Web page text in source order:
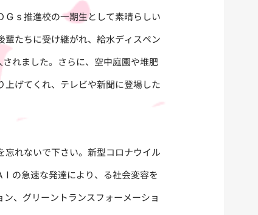
Ｇｓ推進校の一期生として素晴らしい
輩たちに受け継がれ、給水ディスペン
れました。さらに、空中庭園や堆肥
げてくれ、テレビや新聞に登場した
れないで下さい。新型コロナウイル
の急速な発達により、る社会変容を
、グリーントランスフォーメーショ